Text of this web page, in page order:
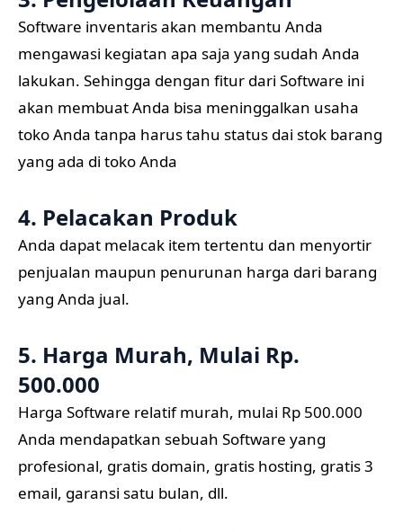
Software inventaris akan membantu Anda
mengawasi kegiatan apa saja yang sudah Anda
lakukan. Sehingga dengan fitur dari Software ini
akan membuat Anda bisa meninggalkan usaha
toko Anda tanpa harus tahu status dai stok barang
yang ada di toko Anda
4. Pelacakan Produk
Anda dapat melacak item tertentu dan menyortir
penjualan maupun penurunan harga dari barang
yang Anda jual.
5. Harga Murah, Mulai Rp.
500.000
Harga Software relatif murah, mulai Rp 500.000
Anda mendapatkan sebuah Software yang
profesional, gratis domain, gratis hosting, gratis 3
email, garansi satu bulan, dll.